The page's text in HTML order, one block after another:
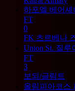
하포엘 베어셰
FT
0
FK 츠르베나
Union St. 질루
FT
3
보되/글림트
올림피아코스